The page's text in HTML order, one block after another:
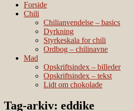
Forside
Chili
Chilianvendelse – basics
Dyrkning
Styrkeskala for chili
Ordbog – chilinavne
Mad
Opskriftsindex – billeder
Opskriftsindex – tekst
Lidt om chokolade
Tag-arkiv: eddike